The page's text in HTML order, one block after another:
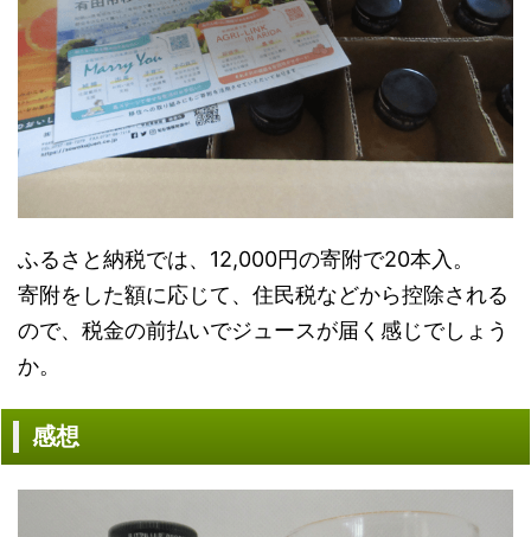
ふるさと納税では、12,000円の寄附で20本入。
寄附をした額に応じて、住民税などから控除される
ので、税金の前払いでジュースが届く感じでしょう
か。
感想